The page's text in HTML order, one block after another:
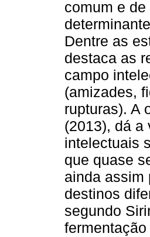
comum e
Dentre as
destaca as
campo
(amizades,
rupturas). A
(2013), dá a
intelectuais
que quase
ainda assim
destinos
segundo